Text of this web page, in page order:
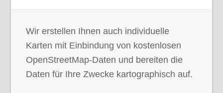
Wir erstellen Ihnen auch individuelle
Karten mit Einbindung von kostenlosen
OpenStreetMap-Daten und bereiten die
Daten für Ihre Zwecke kartographisch auf.